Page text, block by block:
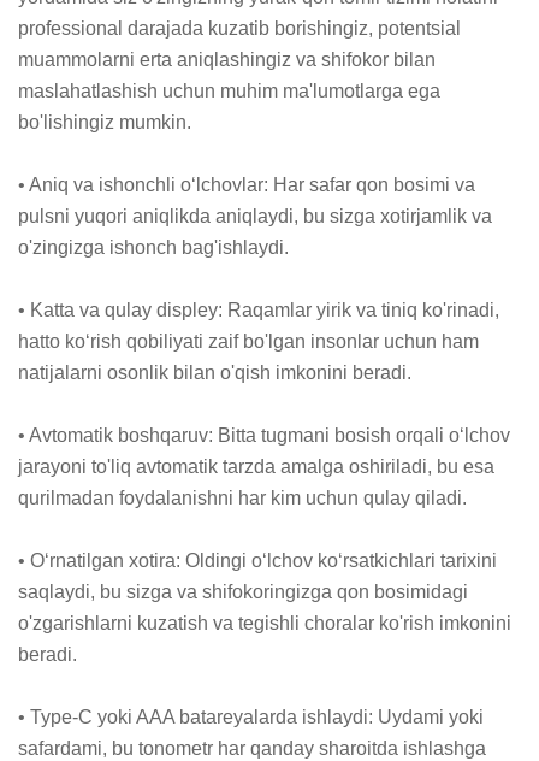
professional darajada kuzatib borishingiz, potentsial
muammolarni erta aniqlashingiz va shifokor bilan
maslahatlashish uchun muhim ma'lumotlarga ega
bo'lishingiz mumkin.
• Aniq va ishonchli o‘lchovlar: Har safar qon bosimi va
pulsni yuqori aniqlikda aniqlaydi, bu sizga xotirjamlik va
o'zingizga ishonch bag'ishlaydi.
• Katta va qulay displey: Raqamlar yirik va tiniq ko'rinadi,
hatto ko‘rish qobiliyati zaif bo'lgan insonlar uchun ham
natijalarni osonlik bilan o'qish imkonini beradi.
• Avtomatik boshqaruv: Bitta tugmani bosish orqali o‘lchov
jarayoni to'liq avtomatik tarzda amalga oshiriladi, bu esa
qurilmadan foydalanishni har kim uchun qulay qiladi.
• O‘rnatilgan xotira: Oldingi o‘lchov ko‘rsatkichlari tarixini
saqlaydi, bu sizga va shifokoringizga qon bosimidagi
o'zgarishlarni kuzatish va tegishli choralar ko'rish imkonini
beradi.
• Type-C yoki AAA batareyalarda ishlaydi: Uydami yoki
safardami, bu tonometr har qanday sharoitda ishlashga